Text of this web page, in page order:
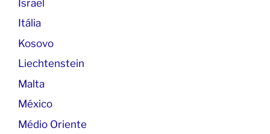
Israel
Itália
Kosovo
Liechtenstein
Malta
México
Médio Oriente